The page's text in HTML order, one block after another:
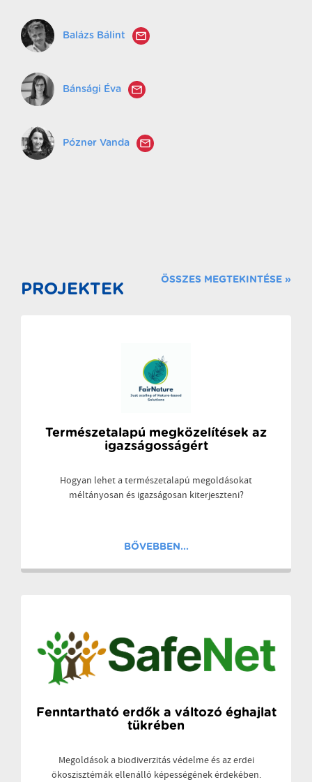
Balázs Bálint
Bánsági Éva
Pózner Vanda
PROJEKTEK
ÖSSZES MEGTEKINTÉSE »
Természetalapú megközelítések az
igazságosságért
Hogyan lehet a természetalapú megoldásokat
méltányosan és igazságosan kiterjeszteni?
BŐVEBBEN...
Fenntartható erdők a változó éghajlat
tükrében
Megoldások a biodiverzitás védelme és az erdei
ökoszisztémák ellenálló képességének érdekében.